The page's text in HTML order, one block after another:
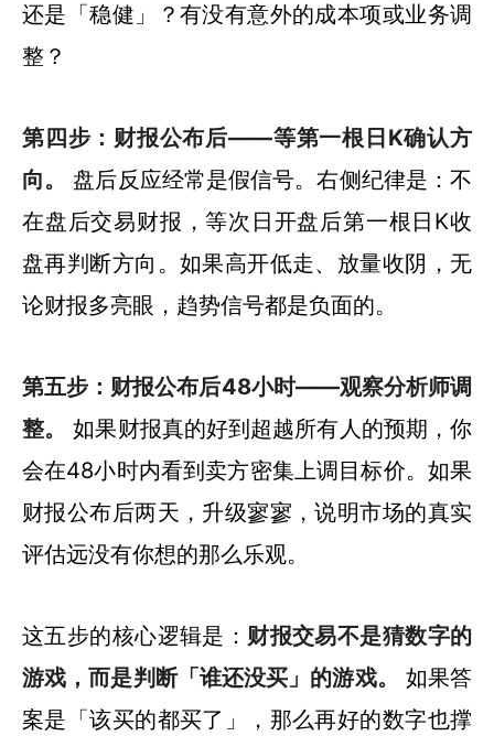
还是「稳健」？有没有意外的成本项或业务调
整？
第四步：财报公布后——等第一根日K确认方
向。
盘后反应经常是假信号。右侧纪律是：不
在盘后交易财报，等次日开盘后第一根日K收
盘再判断方向。如果高开低走、放量收阴，无
论财报多亮眼，趋势信号都是负面的。
第五步：财报公布后48小时——观察分析师调
整。
如果财报真的好到超越所有人的预期，你
会在48小时内看到卖方密集上调目标价。如果
财报公布后两天，升级寥寥，说明市场的真实
评估远没有你想的那么乐观。
这五步的核心逻辑是： 财报交易不是猜数字的
游戏，而是判断「谁还没买」的游戏。
如果答
案是「该买的都买了」，那么再好的数字也撑